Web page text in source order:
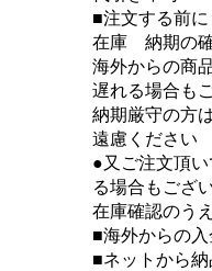
■注文する前に
在庫 納期の
海外からの商
遅れる場合も
納期厳守の方
遠慮ください
●又ご注文頂
る場合もござ
在庫確認のう
■海外からの
■ネットから